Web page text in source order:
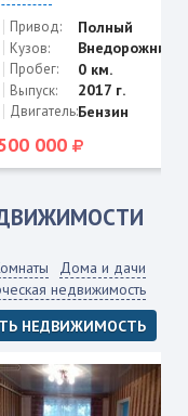
Привод:
Полный
Кузов: Внедорожник
Пробег: 0 км.
Выпуск: 2017 г.
Двигатель:Бензин
000
Дома и дачи
недвижимость
НЕДВИЖИМОСТЬ